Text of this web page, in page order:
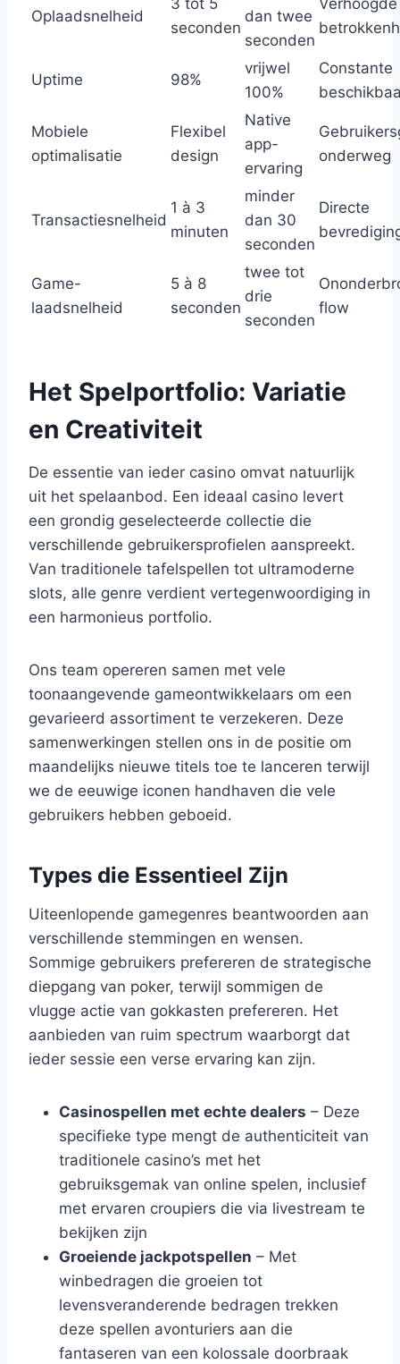
Oplaadsnelheid
3 tot 5
seconden
dan twee
seconden
Verhoogde
Uptime 98%
vrijwel
100%
Constante
Mobiele
optimalisatie
Flexibel
design
Native
app-
ervaring
onderweg
Transactiesnelheid
1 à 3
minuten
minder
dan 30
seconden
Directe
Game-
laadsnelheid
5 à 8
seconden
twee tot
drie
seconden
flow
Het Spelportfolio: Variatie
en Creativiteit
De essentie van ieder casino omvat natuurlijk
uit het spelaanbod. Een ideaal casino levert
een grondig geselecteerde collectie die
verschillende gebruikersprofielen aanspreekt.
Van traditionele tafelspellen tot ultramoderne
slots, alle genre verdient vertegenwoordiging in
een harmonieus portfolio.
Ons team opereren samen met vele
toonaangevende gameontwikkelaars om een
gevarieerd assortiment te verzekeren. Deze
samenwerkingen stellen ons in de positie om
maandelijks nieuwe titels toe te lanceren terwijl
we de eeuwige iconen handhaven die vele
gebruikers hebben geboeid.
Types die Essentieel Zijn
Uiteenlopende gamegenres beantwoorden aan
verschillende stemmingen en wensen.
Sommige gebruikers prefereren de strategische
diepgang van poker, terwijl sommigen de
vlugge actie van gokkasten prefereren. Het
aanbieden van ruim spectrum waarborgt dat
ieder sessie een verse ervaring kan zijn.
Casinospellen met echte dealers – Deze
specifieke type mengt de authenticiteit van
traditionele casino’s met het
gebruiksgemak van online spelen, inclusief
met ervaren croupiers die via livestream te
bekijken zijn
Groeiende jackpotspellen – Met
winbedragen die groeien tot
levensveranderende bedragen trekken
deze spellen avonturiers aan die
fantaseren van een kolossale doorbraak